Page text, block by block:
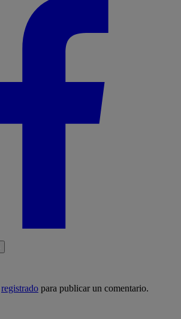
registrado para publicar un comentario.